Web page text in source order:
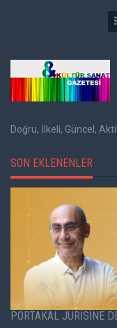
Doğru, İlkeli, Güncel,
SON EKLENENLER
PORTAKAL JÜRİSİNE